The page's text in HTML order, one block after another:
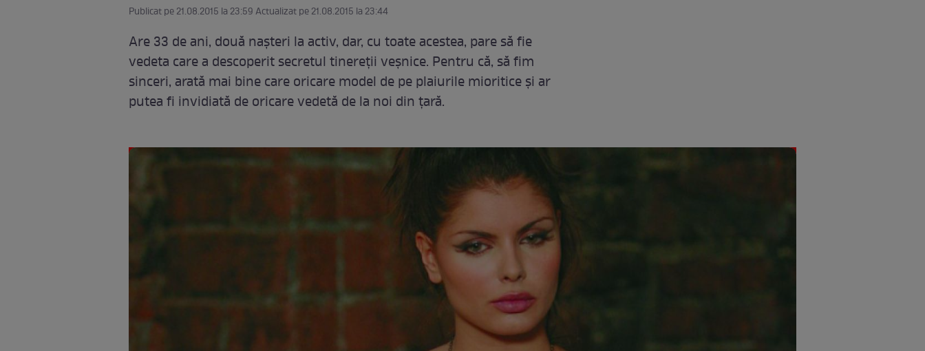
Publicat pe 21.08.2015 la 23:59 Actualizat pe 21.08.2015 la 23:44
Are 33 de ani, două nașteri la activ, dar, cu toate acestea, pare să fie
vedeta care a descoperit secretul tinereții veșnice. Pentru că, să fim
sinceri, arată mai bine care oricare model de pe plaiurile mioritice și ar
putea fi invidiată de oricare vedetă de la noi din țară.